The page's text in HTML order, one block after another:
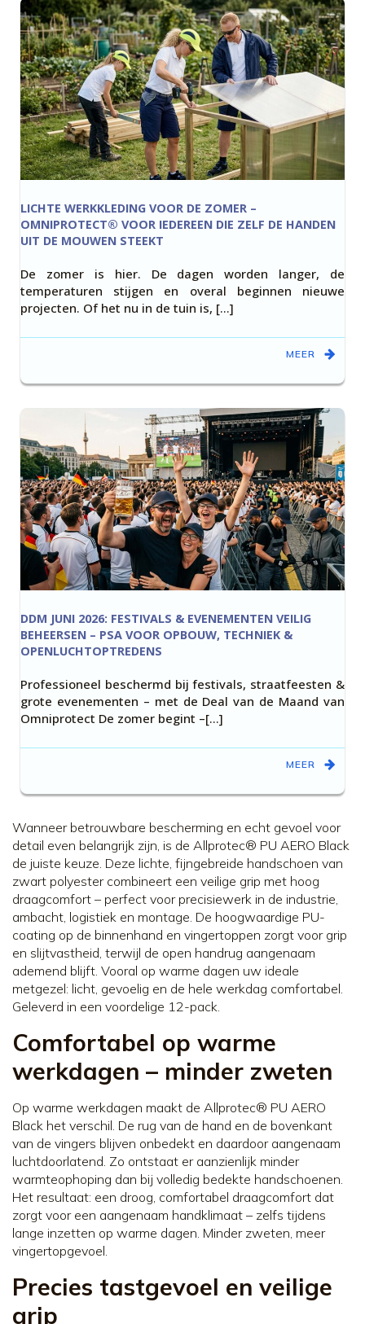
LICHTE WERKKLEDING VOOR DE ZOMER –
OMNIPROTECT® VOOR IEDEREEN DIE ZELF DE HANDEN
UIT DE MOUWEN STEEKT
De zomer is hier. De dagen worden langer, de
temperaturen stijgen en overal beginnen nieuwe
projecten. Of het nu in de tuin is, […]
MEER
DDM JUNI 2026: FESTIVALS & EVENEMENTEN VEILIG
BEHEERSEN – PSA VOOR OPBOUW, TECHNIEK &
OPENLUCHTOPTREDENS
Professioneel beschermd bij festivals, straatfeesten &
grote evenementen – met de Deal van de Maand van
Omniprotect De zomer begint –[…]
MEER
Wanneer betrouwbare bescherming en echt gevoel voor
detail even belangrijk zijn, is de Allprotec® PU AERO Black
de juiste keuze. Deze lichte, fijngebreide handschoen van
zwart polyester combineert een veilige grip met hoog
draagcomfort – perfect voor precisiewerk in de industrie,
ambacht, logistiek en montage. De hoogwaardige PU-
coating op de binnenhand en vingertoppen zorgt voor grip
en slijtvastheid, terwijl de open handrug aangenaam
ademend blijft. Vooral op warme dagen uw ideale
metgezel: licht, gevoelig en de hele werkdag comfortabel.
Geleverd in een voordelige 12-pack.
Comfortabel op warme
werkdagen – minder zweten
Op warme werkdagen maakt de Allprotec® PU AERO
Black het verschil. De rug van de hand en de bovenkant
van de vingers blijven onbedekt en daardoor aangenaam
luchtdoorlatend. Zo ontstaat er aanzienlijk minder
warmteophoping dan bij volledig bedekte handschoenen.
Het resultaat: een droog, comfortabel draagcomfort dat
zorgt voor een aangenaam handklimaat – zelfs tijdens
lange inzetten op warme dagen. Minder zweten, meer
vingertopgevoel.
Precies tastgevoel en veilige
grip